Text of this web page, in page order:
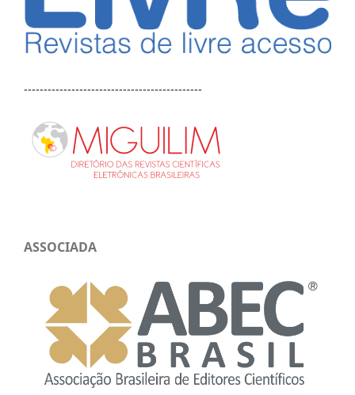
---------------------------------------------
ASSOCIADA